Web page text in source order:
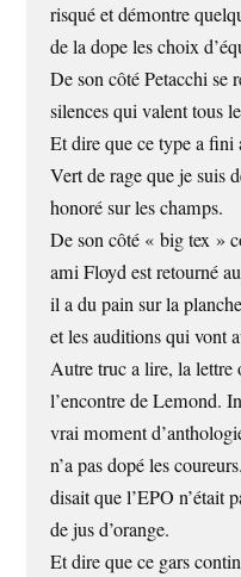
risqué et démontre
de la dope les choix
De son côté Petacchi se
silences qui valent tous
Et dire que ce type a fini
Vert de rage que je suis
honoré sur les champs.
De son côté « big tex »
ami Floyd est retourné
il a du pain sur la
et les auditions qui vont
Autre truc a lire, la lettre
l’encontre de Lemond.
vrai moment
n’a pas dopé les
disait que l’EPO n’était
de jus d’orange.
Et dire que ce gars